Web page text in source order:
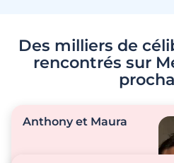
Des milliers de
rencontrés sur
Anthony et Maura